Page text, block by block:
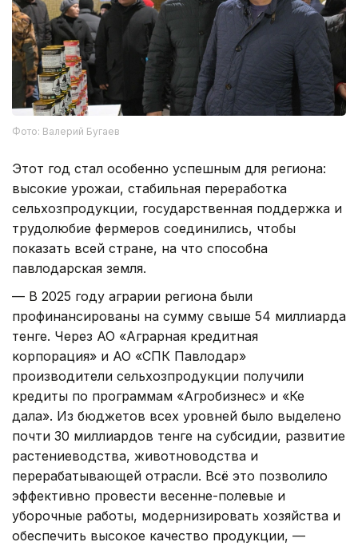
Фото: Валерий Бугаев
Этот год стал особенно успешным для региона:
высокие урожаи, стабильная переработка
сельхозпродукции, государственная поддержка и
трудолюбие фермеров соединились, чтобы
показать всей стране, на что способна
павлодарская земля.
— В 2025 году аграрии региона были
профинансированы на сумму свыше 54 миллиарда
тенге. Через АО «Аграрная кредитная
корпорация» и АО «СПК Павлодар»
производители сельхозпродукции получили
кредиты по программам «Агробизнес» и «Кең
дала». Из бюджетов всех уровней было выделено
почти 30 миллиардов тенге на субсидии, развитие
растениеводства, животноводства и
перерабатывающей отрасли. Всё это позволило
эффективно провести весенне-полевые и
уборочные работы, модернизировать хозяйства и
обеспечить высокое качество продукции, —